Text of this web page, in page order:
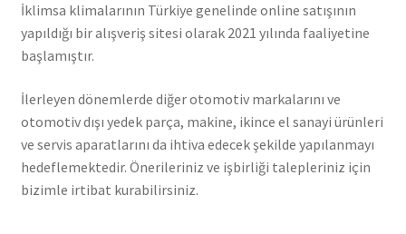
İklimsa klimalarının Türkiye genelinde online satışının
yapıldığı bir alışveriş sitesi olarak 2021 yılında faaliyetine
başlamıştır.
İlerleyen dönemlerde diğer otomotiv markalarını ve
otomotiv dışı yedek parça, makine, ikince el sanayi ürünleri
ve servis aparatlarını da ihtiva edecek şekilde yapılanmayı
hedeflemektedir. Önerileriniz ve işbirliği talepleriniz için
bizimle irtibat kurabilirsiniz.